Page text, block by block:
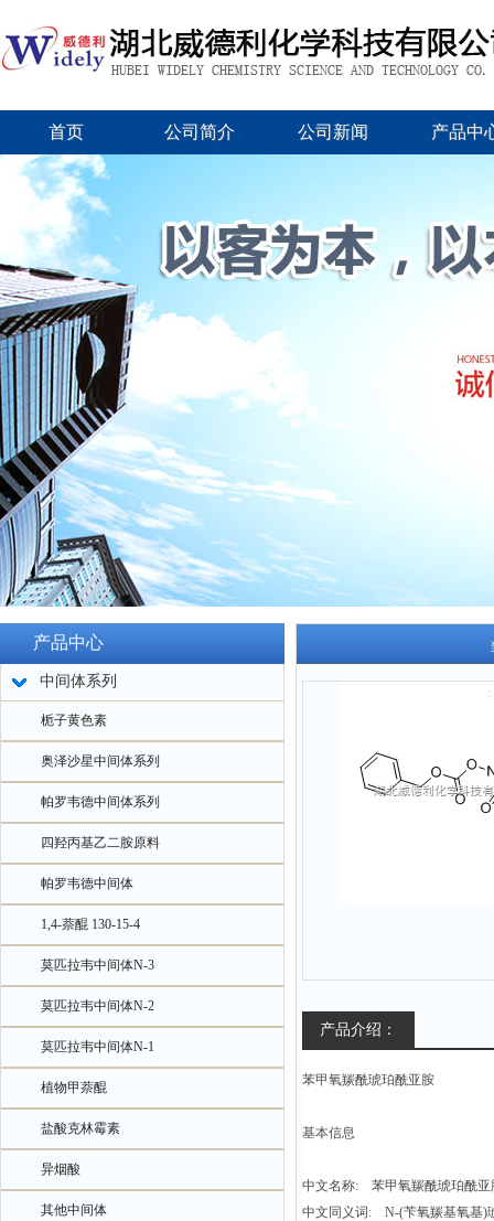
首页 公司简介 公司新闻 产品中
产品中心
中间体系列
栀子黄色素
奥泽沙星中间体系列
帕罗韦德中间体系列
四羟丙基乙二胺原料
帕罗韦德中间体
1,4-萘醌 130-15-4
莫匹拉韦中间体N-3
莫匹拉韦中间体N-2
莫匹拉韦中间体N-1
植物甲萘醌
盐酸克林霉素
异烟酸
其他中间体
产品介绍：
苯甲氧羰酰琥珀酰亚胺
基本信息
中文名称: 苯甲氧羰酰琥珀酰亚
中文同义词: N-(苄氧羰基氧基)